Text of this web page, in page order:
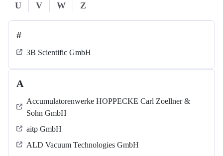
U
V W Z
#
3B Scientific GmbH
A
Accumulatorenwerke HOPPECKE Carl Zoellner &
Sohn GmbH
aitp GmbH
ALD Vacuum Technologies GmbH